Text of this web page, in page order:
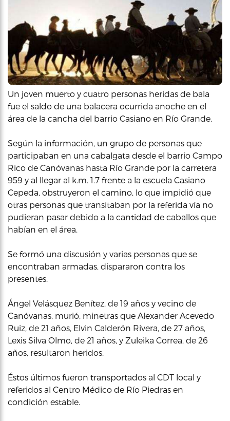
Un joven muerto y cuatro personas heridas de bala
fue el saldo de una balacera ocurrida anoche en el
área de la cancha del barrio Casiano en Río Grande.
Según la información, un grupo de personas que
participaban en una cabalgata desde el barrio Campo
Rico de Canóvanas hasta Río Grande por la carretera
959 y al llegar al k.m. 1.7 frente a la escuela Casiano
Cepeda, obstruyeron el camino, lo que impidió que
otras personas que transitaban por la referida vía no
pudieran pasar debido a la cantidad de caballos que
habían en el área.
Se formó una discusión y varias personas que se
encontraban armadas, dispararon contra los
presentes.
Ángel Velásquez Benítez, de 19 años y vecino de
Canóvanas, murió, minetras que Alexander Acevedo
Ruiz, de 21 años, Elvin Calderón Rivera, de 27 años,
Lexis Silva Olmo, de 21 años, y Zuleika Correa, de 26
años, resultaron heridos.
Éstos últimos fueron transportados al CDT local y
referidos al Centro Médico de Río Piedras en
condición estable.